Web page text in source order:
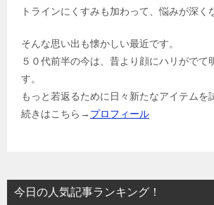
トラインにくすみも加わって、悩みが深く
そんな思い出も懐かしい最近です。
５０代前半の今は、昔より顔にハリがでて
す。
もっと若返るために日々新たなアイテムを
続きはこちら→ プロフィール
今日の人気記事ランキング！